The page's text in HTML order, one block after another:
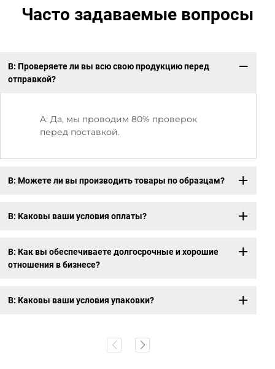
Часто задаваемые вопросы
В: Проверяете ли вы всю свою продукцию перед
отправкой?
A: Да, мы проводим 80% проверок
перед поставкой.
В: Можете ли вы производить товары по образцам?
В: Каковы ваши условия оплаты?
В: Как вы обеспечиваете долгосрочные и хорошие
отношения в бизнесе?
В: Каковы ваши условия упаковки?